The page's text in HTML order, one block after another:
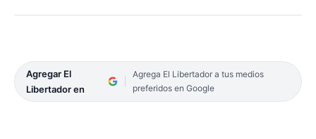
Agregar El
Libertador en
Agrega El Libertador a tus medios
preferidos en Google